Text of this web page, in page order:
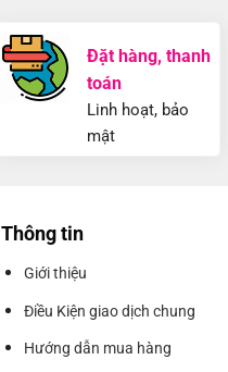
Đặt hàng, thanh
toán
Linh hoạt, bảo
mật
Thông tin
Giới thiệu
Điều Kiện giao dịch chung
Hướng dẫn mua hàng